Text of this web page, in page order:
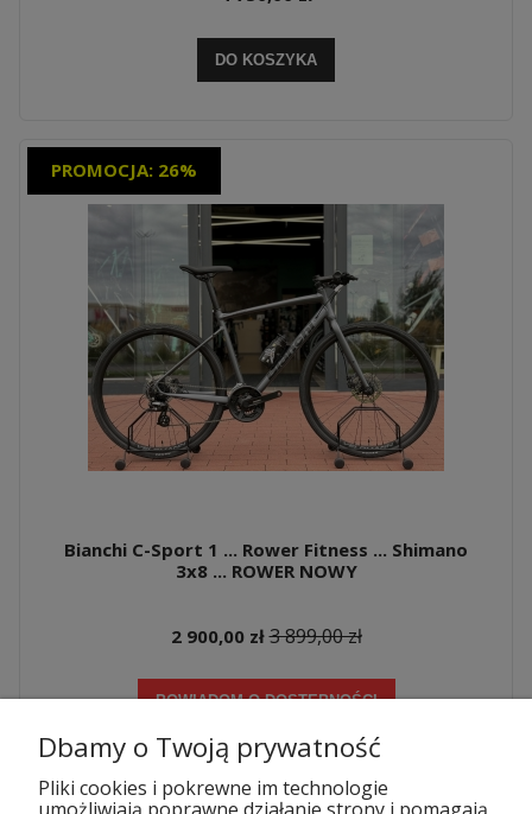
DO KOSZYKA
Bianchi C-Sport 1 ... Rower Fitness ... Shimano
3x8 ... ROWER NOWY
2 900,00 zł 3 899,00 zł
POWIADOM O DOSTĘPNOŚCI
PROMOCJA: 26%
Dbamy o Twoją prywatność
Pliki cookies i pokrewne im technologie